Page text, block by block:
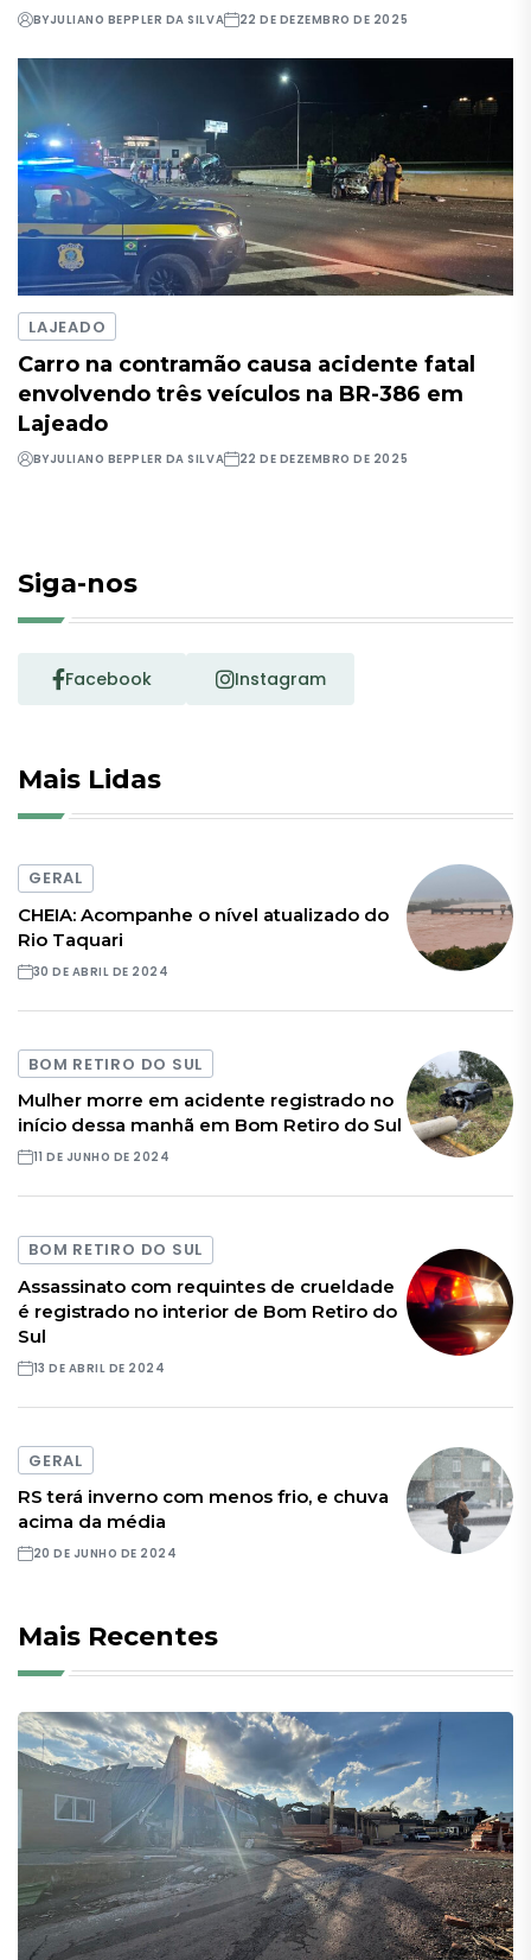
BYJULIANO BEPPLER DA SILVA 22 DE DEZEMBRO DE 2025
LAJEADO
Carro na contramão causa acidente fatal
envolvendo três veículos na BR-386 em
Lajeado
BYJULIANO BEPPLER DA SILVA 22 DE DEZEMBRO DE 2025
Siga-nos
Facebook Instagram
Mais Lidas
GERAL
CHEIA: Acompanhe o nível atualizado do
Rio Taquari
30 DE ABRIL DE 2024
BOM RETIRO DO SUL
Mulher morre em acidente registrado no
início dessa manhã em Bom Retiro do Sul
11 DE JUNHO DE 2024
BOM RETIRO DO SUL
Assassinato com requintes de crueldade
é registrado no interior de Bom Retiro do
Sul
13 DE ABRIL DE 2024
GERAL
RS terá inverno com menos frio, e chuva
acima da média
20 DE JUNHO DE 2024
Mais Recentes